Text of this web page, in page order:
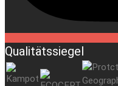
Qualitätssiegel